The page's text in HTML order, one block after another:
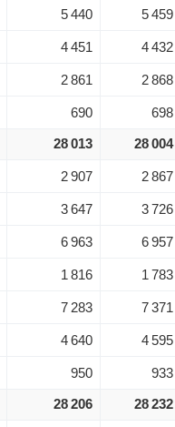
5 440 5 459
4 451 4 432
2 861 2 868
690 698
28 013 28 004
2 907 2 867
3 647 3 726
6 963 6 957
1 816 1 783
7 283 7 371
4 640 4 595
950 933
28 206 28 232